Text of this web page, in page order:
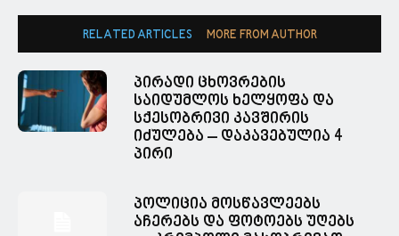
RELATED ARTICLES MORE FROM AUTHOR
პირადი ცხოვრების
საიდუმლოს ხელყოფა და
სქესობრივი კავშირის
იძულება – დაკავებულია 4
პირი
პოლიცია მოსწავლეებს
აჩერებს და ფოტოებს უღებს